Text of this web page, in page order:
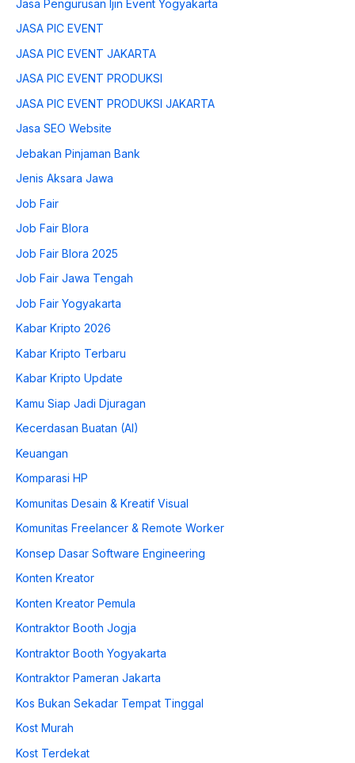
Jasa Pengurusan Ijin Event Yogyakarta
JASA PIC EVENT
JASA PIC EVENT JAKARTA
JASA PIC EVENT PRODUKSI
JASA PIC EVENT PRODUKSI JAKARTA
Jasa SEO Website
Jebakan Pinjaman Bank
Jenis Aksara Jawa
Job Fair
Job Fair Blora
Job Fair Blora 2025
Job Fair Jawa Tengah
Job Fair Yogyakarta
Kabar Kripto 2026
Kabar Kripto Terbaru
Kabar Kripto Update
Kamu Siap Jadi Djuragan
Kecerdasan Buatan (AI)
Keuangan
Komparasi HP
Komunitas Desain & Kreatif Visual
Komunitas Freelancer & Remote Worker
Konsep Dasar Software Engineering
Konten Kreator
Konten Kreator Pemula
Kontraktor Booth Jogja
Kontraktor Booth Yogyakarta
Kontraktor Pameran Jakarta
Kos Bukan Sekadar Tempat Tinggal
Kost Murah
Kost Terdekat